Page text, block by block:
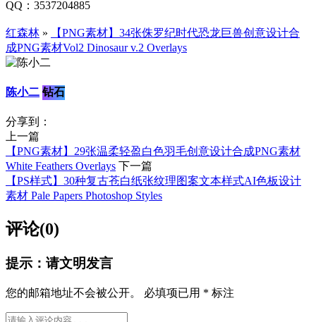
QQ：3537204885
红森林 »
【PNG素材】34张侏罗纪时代恐龙巨兽创意设计合
成PNG素材Vol2 Dinosaur v.2 Overlays
陈小二 钻石
分享到：
上一篇
【PNG素材】29张温柔轻盈白色羽毛创意设计合成PNG素材
White Feathers Overlays 下一篇
【PS样式】30种复古苍白纸张纹理图案文本样式AI色板设计
素材 Pale Papers Photoshop Styles
评论(0)
提示：请文明发言
您的邮箱地址不会被公开。 必填项已用 * 标注